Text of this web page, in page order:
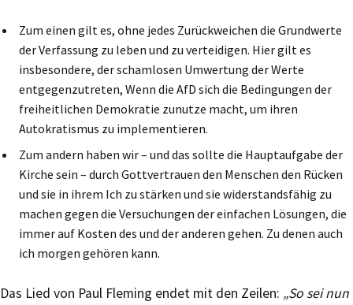
Zum einen gilt es, ohne jedes Zurückweichen die Grundwerte
der Verfassung zu leben und zu verteidigen. Hier gilt es
insbesondere, der schamlosen Umwertung der Werte
entgegenzutreten, Wenn die AfD sich die Bedingungen der
freiheitlichen Demokratie zunutze macht, um ihren
Autokratismus zu implementieren.
Zum andern haben wir – und das sollte die Hauptaufgabe der
Kirche sein – durch Gottvertrauen den Menschen den Rücken
und sie in ihrem Ich zu stärken und sie widerstandsfähig zu
machen gegen die Versuchungen der einfachen Lösungen, die
immer auf Kosten des und der anderen gehen. Zu denen auch
ich morgen gehören kann.
Das Lied von Paul Fleming endet mit den Zeilen: „So sei nun